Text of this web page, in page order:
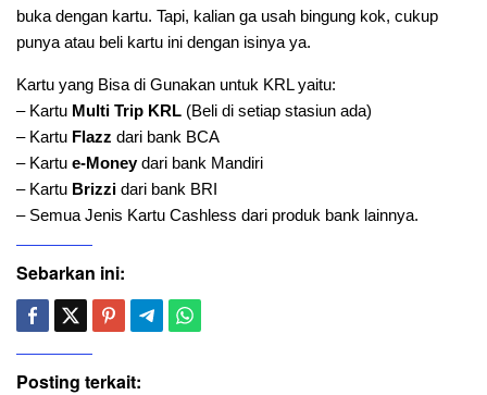
buka dengan kartu. Tapi, kalian ga usah bingung kok, cukup
punya atau beli kartu ini dengan isinya ya.
Kartu yang Bisa di Gunakan untuk KRL yaitu:
– Kartu Multi Trip KRL (Beli di setiap stasiun ada)
– Kartu Flazz dari bank BCA
– Kartu e-Moneydari bank Mandiri
– Kartu Brizzi dari bank BRI
– Semua Jenis Kartu Cashless dari produk bank lainnya.
Sebarkan ini:
Posting terkait: